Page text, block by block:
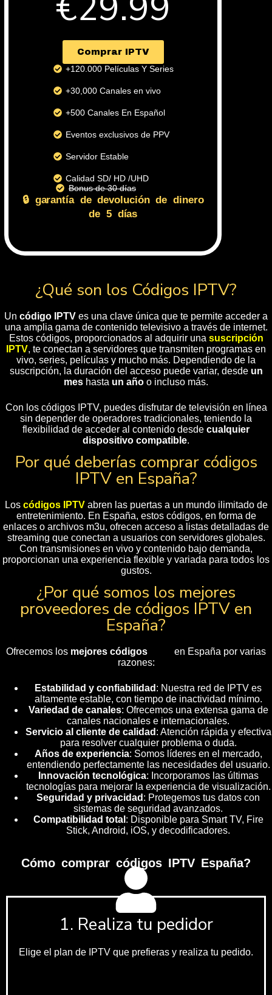
Comprar IPTV
+120.000 Películas Y Series
+30,000 Canales en vivo
+500 Canales En Español
Eventos exclusivos de PPV
Servidor Estable
Calidad SD/ HD /UHD
Bonus de 30 días
🔒 garantía de devolución de dinero
de 5 días
¿Qué son los Códigos IPTV?
Un código IPTV es una clave única que te permite acceder a
una amplia gama de contenido televisivo a través de internet.
Estos códigos, proporcionados al adquirir una suscripción
IPTV, te conectan a servidores que transmiten programas en
vivo, series, películas y mucho más. Dependiendo de la
suscripción, la duración del acceso puede variar, desde un
mes hasta un año o incluso más.
Con los códigos IPTV, puedes disfrutar de televisión en línea
sin depender de operadores tradicionales, teniendo la
flexibilidad de acceder al contenido desde cualquier
dispositivo compatible.
Por qué deberías comprar códigos
IPTV en España?
Los códigos IPTVabren las puertas a un mundo ilimitado de
entretenimiento. En España, estos códigos, en forma de
enlaces o archivos m3u, ofrecen acceso a listas detalladas de
streaming que conectan a usuarios con servidores globales.
Con transmisiones en vivo y contenido bajo demanda,
proporcionan una experiencia flexible y variada para todos los
gustos.
¿Por qué somos los mejores
proveedores de códigos IPTV en
España?
Ofrecemos los mejores códigos
en España por varias
razones:
Estabilidad y confiabilidad : Nuestra red de IPTV es
altamente estable, con tiempo de inactividad mínimo.
Variedad de canales: Ofrecemos una extensa gama de
canales nacionales e internacionales.
Servicio al cliente de calidad : Atención rápida y efectiva
para resolver cualquier problema o duda.
Años de experiencia: Somos líderes en el mercado,
entendiendo perfectamente las necesidades del usuario.
Innovación tecnológica: Incorporamos las últimas
tecnologías para mejorar la experiencia de visualización.
Seguridad y privacidad : Protegemos tus datos con
sistemas de seguridad avanzados.
Compatibilidad total : Disponible para Smart TV, Fire
Stick, Android, iOS, y decodificadores.
Cómo comprar códigos IPTV España?
1. Realiza tu pedidor
Elige el plan de IPTV que prefieras y realiza tu pedido.